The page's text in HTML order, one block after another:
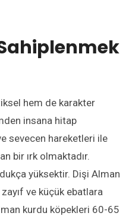
hem de karakter
insana hitap
sevecen hareketleri ile
bir ırk olmaktadır.
yüksektir. Dişi Alman
ve küçük ebatlara
kurdu köpekleri 60-65